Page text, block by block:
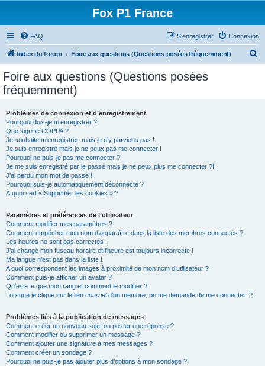
Fox P1 France
FAQ Connexion
S’enregistrer
Index du forum Foire aux questions (Questions posées fréquemment)
Foire aux questions (Questions posées
fréquemment)
Problèmes de connexion et d’enregistrement
Pourquoi dois-je m’enregistrer ?
Que signifie COPPA ?
Je souhaite m’enregistrer, mais je n’y parviens pas !
Je suis enregistré mais je ne peux pas me connecter !
Pourquoi ne puis-je pas me connecter ?
Je me suis enregistré par le passé mais je ne peux plus me connecter ?!
J’ai perdu mon mot de passe !
Pourquoi suis-je automatiquement déconnecté ?
À quoi sert « Supprimer les cookies » ?
Paramètres et préférences de l’utilisateur
Comment modifier mes paramètres ?
Comment empêcher mon nom d’apparaître dans la liste des membres connectés ?
Les heures ne sont pas correctes !
J’ai changé mon fuseau horaire et l’heure est toujours incorrecte !
Ma langue n’est pas dans la liste !
A quoi correspondent les images à proximité de mon nom d’utilisateur ?
Comment puis-je afficher un avatar ?
Qu’est-ce que mon rang et comment le modifier ?
Lorsque je clique sur le lien courrield’un membre, on me demande de me connecter !?
Problèmes liés à la publication de messages
Comment créer un nouveau sujet ou poster une réponse ?
Comment modifier ou supprimer un message ?
Comment ajouter une signature à mes messages ?
Comment créer un sondage ?
Pourquoi ne puis-je pas ajouter plus d’options à mon sondage ?